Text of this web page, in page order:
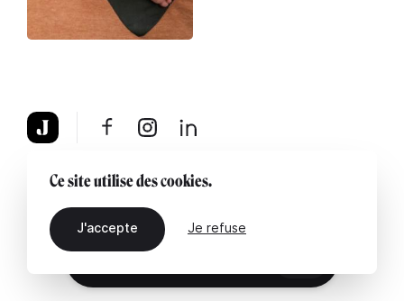
À propos Mentions légales Contactez-nous
Ce site utilise des cookies.
J'accepte Je refuse